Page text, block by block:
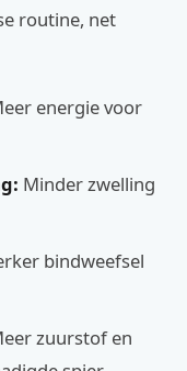
routine, net
energie voor
Minder zwelling
bindweefsel
zuurstof en